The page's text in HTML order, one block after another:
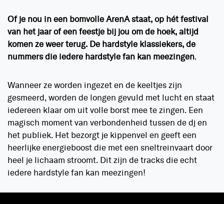
Of je nou in een bomvolle ArenA staat, op hét festival
van het jaar of een feestje bij jou om de hoek, altijd
komen ze weer terug. De hardstyle klassiekers, de
nummers die iedere hardstyle fan kan meezingen.
Wanneer ze worden ingezet en de keeltjes zijn
gesmeerd, worden de longen gevuld met lucht en staat
iedereen klaar om uit volle borst mee te zingen. Een
magisch moment van verbondenheid tussen de dj en
het publiek. Het bezorgt je kippenvel en geeft een
heerlijke energieboost die met een sneltreinvaart door
heel je lichaam stroomt. Dit zijn de tracks die echt
iedere hardstyle fan kan meezingen!